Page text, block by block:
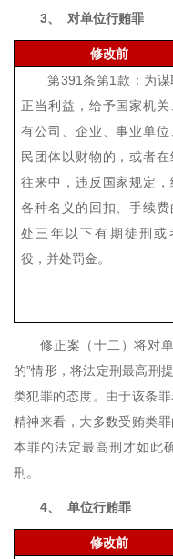
3、 对单位行贿罪
修改前
第391条第1 款：为谋
正当利益，给予国家机关
有公司、企业、事业单位
民团体以财物的，或者在
往来中，违反国家规定，
各种名义的回扣、手续费
处三年以下有期徒刑或
役，并处罚金。
修正案（十二）将对
的”情形，将法定刑最高刑
类犯罪的态度。由于该条
精神来看，大多数受贿类
本罪的法定最高刑才如此
刑。
4、 单位行贿罪
修改前